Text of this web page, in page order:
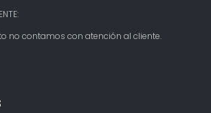
no contamos con atención al cliente.